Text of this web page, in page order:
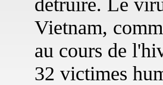
Vietnam,
au cours de
32 victimes